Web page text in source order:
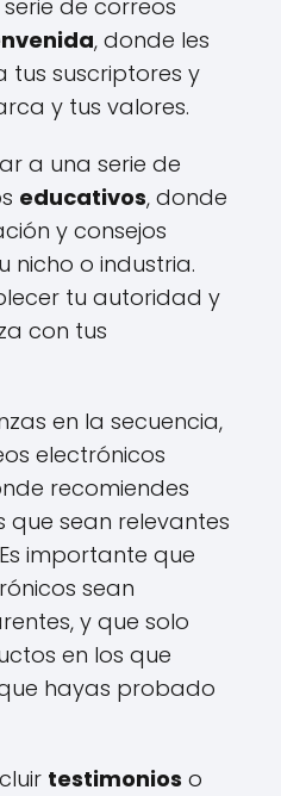
de correos
, donde les
tus suscriptores y
y tus valores.
a una serie de
educativos, donde
y consejos
nicho o industria.
tu autoridad y
con tus
en la secuencia,
electrónicos
recomiendes
sean relevantes
importante que
sean
y que solo
en los que
hayas probado
testimonios o